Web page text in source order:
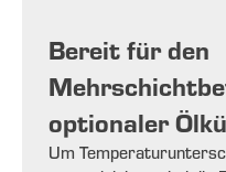
Bereit für den
optionaler
Um